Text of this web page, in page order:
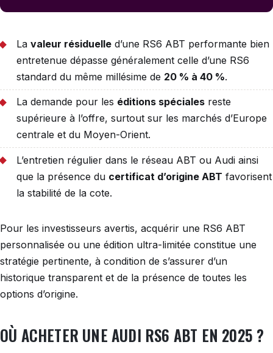
Lavaleur résiduelle d’une RS6 ABT performante bien
entretenue dépasse généralement celle d’une RS6
standard du même millésime de 20 % à 40 %.
La demande pour les éditions spéciales reste
supérieure à l’offre, surtout sur les marchés d’Europe
centrale et du Moyen-Orient.
L’entretien régulier dans le réseau ABT ou Audi ainsi
que la présence du certificat d’origine ABT favorisent
la stabilité de la cote.
Pour les investisseurs avertis, acquérir une RS6 ABT
personnalisée ou une édition ultra-limitée constitue une
stratégie pertinente, à condition de s’assurer d’un
historique transparent et de la présence de toutes les
options d’origine.
OÙ ACHETER UNE AUDI RS6 ABT EN 2025 ?